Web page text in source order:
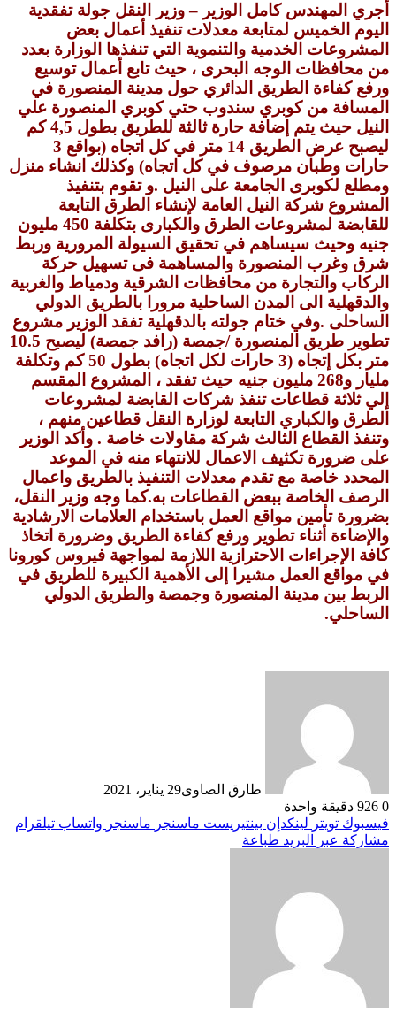
أجري المهندس كامل الوزير – وزير النقل جولة تفقدية
اليوم الخميس لمتابعة معدلات تنفيذ أعمال بعض
المشروعات الخدمية والتنموية التي تنفذها الوزارة بعدد
من محافظات الوجه البحرى ، حيث تابع أعمال توسيع
ورفع كفاءة الطريق الدائري حول مدينة المنصورة في
المسافة من كوبري سندوب حتي كوبري المنصورة علي
النيل حيث يتم إضافة حارة ثالثة للطريق بطول 4,5 كم
ليصبح عرض الطريق 14 متر في كل اتجاه (بواقع 3
حارات وطبان مرصوف في كل اتجاه) وكذلك انشاء منزل
ومطلع لكوبرى الجامعة على النيل .و تقوم بتنفيذ
المشروع شركة النيل العامة لإنشاء الطرق التابعة
للقابضة لمشروعات الطرق والكبارى بتكلفة 450 مليون
جنيه وحيث سيساهم في تحقيق السيولة المرورية وربط
شرق وغرب المنصورة والمساهمة فى تسهيل حركة
الركاب والتجارة من محافظات الشرقية ودمياط والغربية
والدقهلية الى المدن الساحلية مرورا بالطريق الدولي
الساحلى .وفي ختام جولته بالدقهلية تفقد الوزير مشروع
تطوير طريق المنصورة /جمصة (رافد جمصة) ليصبح 10.5
متر بكل إتجاه (3 حارات لكل اتجاه) بطول 50 كم وتكلفة
مليار و268 مليون جنيه حيث تفقد ، المشروع المقسم
إلي ثلاثة قطاعات تنفذ شركات القابضة لمشروعات
الطرق والكباري التابعة لوزارة النقل قطاعين منهم ،
وتنفذ القطاع الثالث شركة مقاولات خاصة . وأكد الوزير
على ضرورة تكثيف الاعمال للانتهاء منه في الموعد
المحدد خاصة مع تقدم معدلات التنفيذ بالطريق واعمال
الرصف الخاصة ببعض القطاعات به.كما وجه وزير النقل،
بضرورة تأمين مواقع العمل باستخدام العلامات الارشادية
والإضاءة أثناء تطوير ورفع كفاءة الطريق وضرورة اتخاذ
كافة الإجراءات الاحترازية اللازمة لمواجهة فيروس كورونا
في مواقع العمل مشيرا إلى الأهمية الكبيرة للطريق في
الربط بين مدينة المنصورة وجمصة والطريق الدولي
الساحلي.
طارق الصاوى29 يناير، 2021
0
دقيقة واحدة
فيسبوك تويتر لينكدإن بينتيريست ماسنجر ماسنجر واتساب تيلقرام
مشاركة عبر البريد طباعة